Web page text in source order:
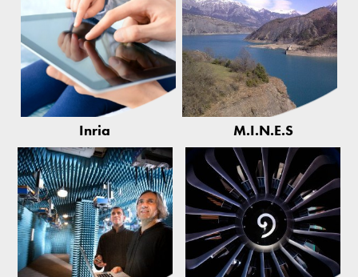
Inria M.I.N.E.S